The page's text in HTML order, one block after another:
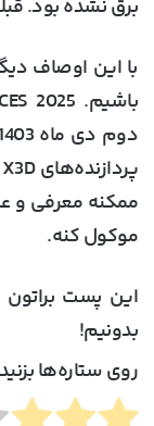
برق نشده بود.
با این اوصاف
موکول کنه.
این پست
بدونیم!
روی ستاره‌ها